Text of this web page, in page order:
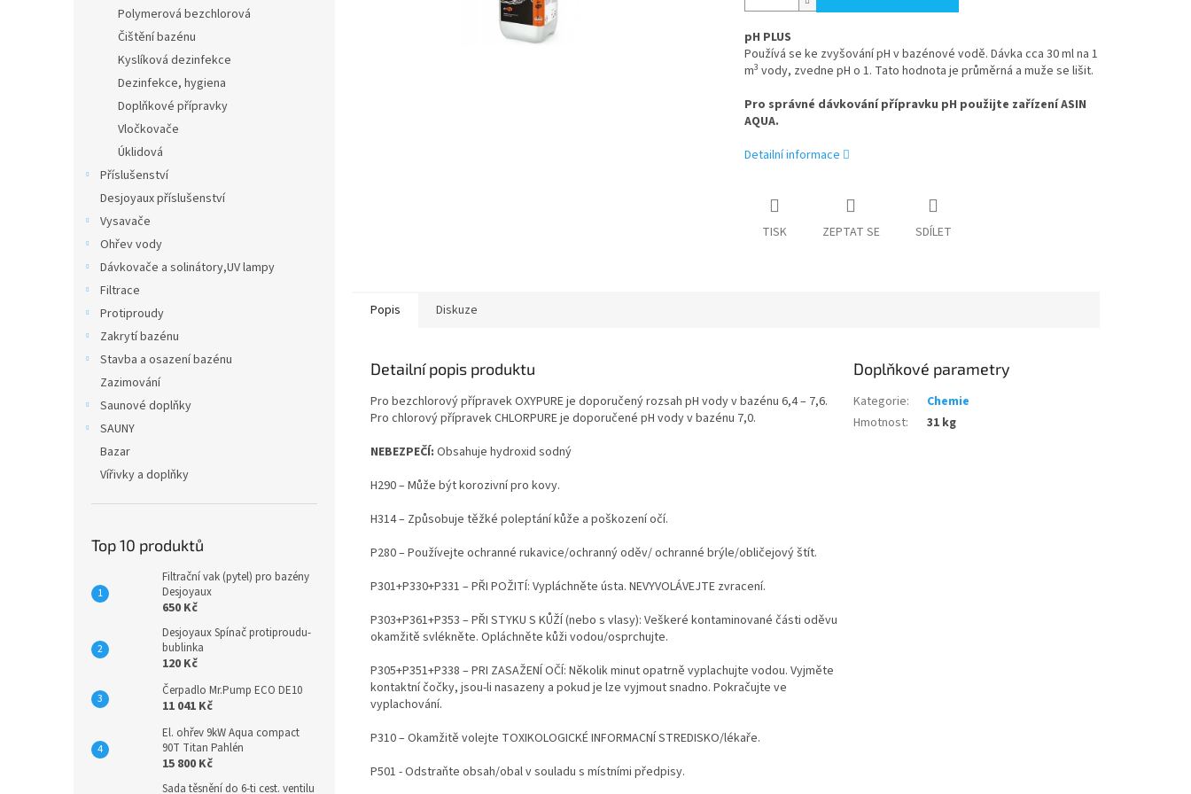
Polymerová bezchlorová
Čištění bazénu
Kyslíková dezinfekce
Dezinfekce, hygiena
Doplňkové přípravky
Vločkovače
Úklidová
Příslušenství
Desjoyaux příslušenství
Vysavače
Ohřev vody
Dávkovače a solinátory,UV lampy
Filtrace
Protiproudy
Zakrytí bazénu
Stavba a osazení bazénu
Zazimování
Saunové doplňky
SAUNY
Bazar
Vířivky a doplňky
Top 10 produktů
Filtrační vak (pytel) pro bazény
Desjoyaux
650 Kč
Desjoyaux Spínač protiproudu-
bublinka
120 Kč
Čerpadlo Mr.Pump ECO DE10
11 041 Kč
El. ohřev 9kW Aqua compact
90T Titan Pahlén
15 800 Kč
Sada těsnění do 6-ti cest. ventilu
pH PLUS
Používá se ke zvyšování pH v bazénové vodě. Dávka cca 30 ml na 1
m3 vody, zvedne pH o 1. Tato hodnota je průměrná a muže se lišit.
Pro správné dávkování přípravku pH použijte zařízení ASIN
AQUA.
Detailní informace
TISK ZEPTAT SE SDÍLET
Popis Diskuze
Detailní popis produktu
Pro bezchlorový přípravek OXYPURE je doporučený rozsah pH vody v bazénu 6,4 – 7,6.
Pro chlorový přípravek CHLORPURE je doporučené pH vody v bazénu 7,0.
NEBEZPEČÍ: Obsahuje hydroxid sodný
H290 – Může být korozivní pro kovy.
H314 – Způsobuje těžké poleptání kůže a poškození očí.
P280 – Používejte ochranné rukavice/ochranný oděv/ ochranné brýle/obličejový štít.
P301+P330+P331 – PŘI POŽITÍ: Vypláchněte ústa. NEVYVOLÁVEJTE zvracení.
P303+P361+P353 – PŘI STYKU S KŮŽÍ (nebo s vlasy): Veškeré kontaminované části oděvu
okamžitě svlékněte. Opláchněte kůži vodou/osprchujte.
P305+P351+P338 – PRI ZASAŽENÍ OČÍ: Několik minut opatrně vyplachujte vodou. Vyjměte
kontaktní čočky, jsou-li nasazeny a pokud je lze vyjmout snadno. Pokračujte ve
vyplachování.
P310 – Okamžitě volejte TOXIKOLOGICKÉ INFORMACNÍ STREDISKO/lékaře.
P501 - Odstraňte obsah/obal v souladu s místními předpisy.
Doplňkové parametry
Kategorie:
Chemie
Hmotnost: 31 kg